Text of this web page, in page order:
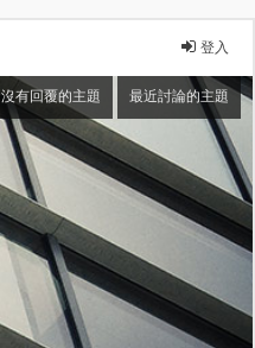
登入
沒有回覆的主題 最近討論的主題